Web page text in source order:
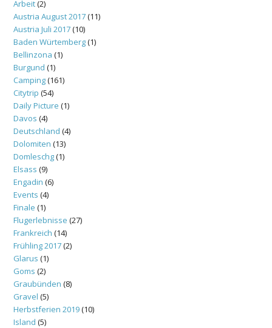
Arbeit(2)
Austria August 2017(11)
Austria Juli 2017(10)
Baden Würtemberg(1)
Bellinzona (1)
Burgund (1)
Camping(161)
Citytrip (54)
Daily Picture (1)
Davos (4)
Deutschland (4)
Dolomiten (13)
Domleschg(1)
Elsass (9)
Engadin (6)
Events (4)
Finale (1)
Flugerlebnisse (27)
Frankreich (14)
Frühling 2017(2)
Glarus (1)
Goms (2)
Graubünden (8)
Gravel (5)
Herbstferien 2019(10)
Island (5)